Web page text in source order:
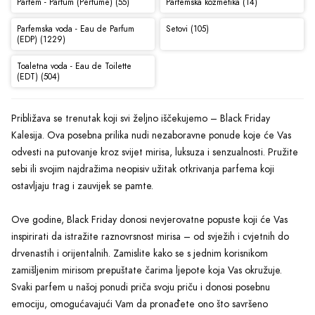
Parfemska voda - Eau de Parfum
(EDP) (1229)
Setovi (105)
Toaletna voda - Eau de Toilette
(EDT) (504)
Približava se trenutak koji svi željno iščekujemo – Black Friday
Kalesija. Ova posebna prilika nudi nezaboravne ponude koje će Vas
odvesti na putovanje kroz svijet mirisa, luksuza i senzualnosti. Pružite
sebi ili svojim najdražima neopisiv užitak otkrivanja parfema koji
ostavljaju trag i zauvijek se pamte.
Ove godine, Black Friday donosi nevjerovatne popuste koji će Vas
inspirirati da istražite raznovrsnost mirisa – od svježih i cvjetnih do
drvenastih i orijentalnih. Zamislite kako se s jednim korisnikom
zamišljenim mirisom prepuštate čarima ljepote koja Vas okružuje.
Svaki parfem u našoj ponudi priča svoju priču i donosi posebnu
emociju, omogućavajući Vam da pronađete ono što savršeno